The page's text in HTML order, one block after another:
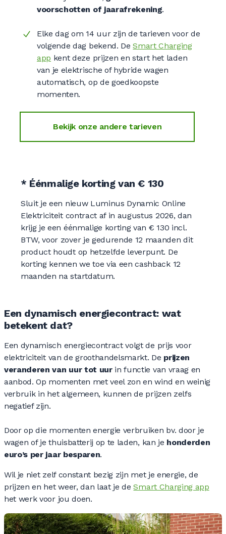
voorschotten of jaarafrekening.
Elke dag om 14 uur zijn de tarieven voor de
volgende dag bekend. DeSmart Charging
app kent deze prijzen en start het laden
van je elektrische of hybride wagen
automatisch, op de goedkoopste
momenten.
Bekijk onze andere tarieven
* Éénmalige korting van € 130
Sluit je een nieuw Luminus Dynamic Online
Elektriciteit contract af in augustus 2026, dan
krijg je een éénmalige korting van € 130 incl.
BTW, voor zover je gedurende 12 maanden dit
product houdt op hetzelfde leverpunt. De
korting kennen we toe via een cashback 12
maanden na startdatum.
Een dynamisch energiecontract: wat
betekent dat?
Een dynamisch energiecontract volgt de prijs voor
elektriciteit van de groothandelsmarkt. De prijzen
veranderen van uur tot uurin functie van vraag en
aanbod. Op momenten met veel zon en wind en weinig
verbruik in het algemeen, kunnen de prijzen zelfs
negatief zijn.
Door op die momenten energie verbruiken bv. door je
wagen of je thuisbatterij op te laden, kan je honderden
euro’s per jaar besparen.
Wil je niet zelf constant bezig zijn met je energie, de
prijzen en het weer, dan laat je deSmart Charging app
het werk voor jou doen.